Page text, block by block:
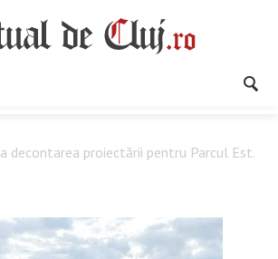
decontarea proiectării pentru Parcul Est.